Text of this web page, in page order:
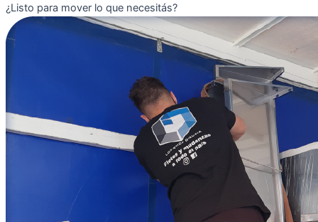
¿Listo para mover lo que necesitás?